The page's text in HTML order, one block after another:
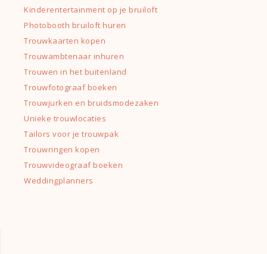
Kinderentertainment op je bruiloft
Photobooth bruiloft huren
Trouwkaarten kopen
Trouwambtenaar inhuren
Trouwen in het buitenland
Trouwfotograaf boeken
Trouwjurken en bruidsmodezaken
Unieke trouwlocaties
Tailors voor je trouwpak
Trouwringen kopen
Trouwvideograaf boeken
Weddingplanners